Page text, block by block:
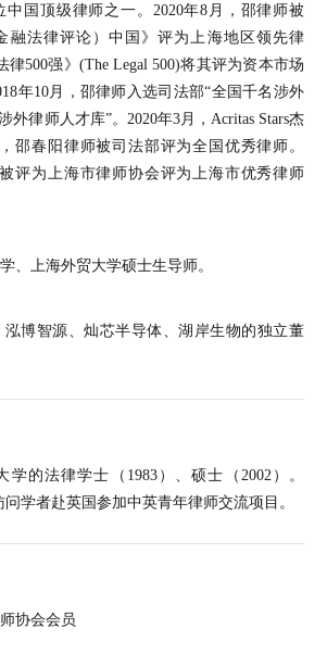
中国顶级律师之一。2020年8月，邵律师被
融法律评论）中国》评为上海地区领先律
律500强》(The Legal 500)将其评为资本市场
年10月，邵律师入选司法部“全国千名涉外
外律师人才库”。2020年3月，Acritas Stars杰
邵春阳律师被司法部评为全国优秀律师。
评为上海市律师协会评为上海市优秀律师
、上海外贸大学硕士生导师。
博智源、灿芯半导体、湖岸生物的独立董
的法律学士（1983）、硕士（2002）。
问学者赴英国参加中英青年律师交流项目。
协会会员